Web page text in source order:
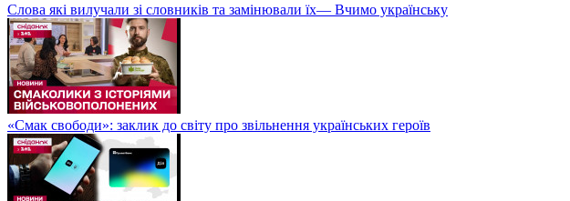
Слова які вилучали зі словників та замінювали їх— Вчимо українську
«Смак свободи»: заклик до світу про звільнення українських героїв